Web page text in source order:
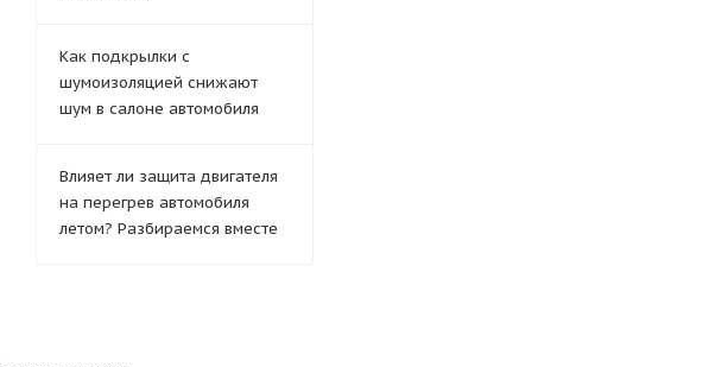
Как подкрылки с
шумоизоляцией снижают
шум в салоне автомобиля
Влияет ли защита двигателя
на перегрев автомобиля
летом? Разбираемся вместе